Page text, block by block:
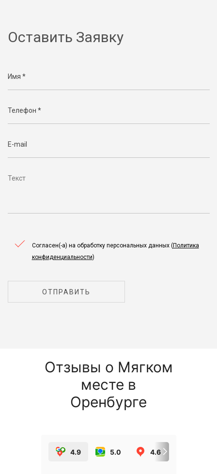
Оставить Заявку
Согласен(-а) на обработку персональных данных (Политика
конфиденциальности)
ОТПРАВИТЬ
Отзывы о Мягком
месте в
Оренбурге
4.9 5.0 4.6